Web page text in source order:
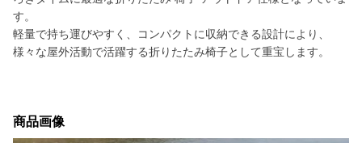
す。
軽量で持ち運びやすく、コンパクトに収納できる設計により、
様々な屋外活動で活躍する折りたたみ椅子として重宝します。
商品画像